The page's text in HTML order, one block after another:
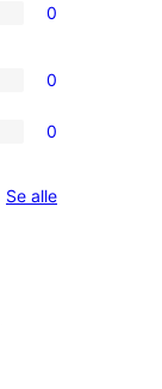
0
0
0
Se alleomtalene